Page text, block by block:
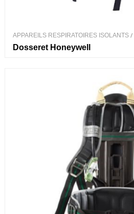
APPAREILS RESPIRATOIRES ISOLANTS/
RESPIRATOIRE
Dosseret Honeywell